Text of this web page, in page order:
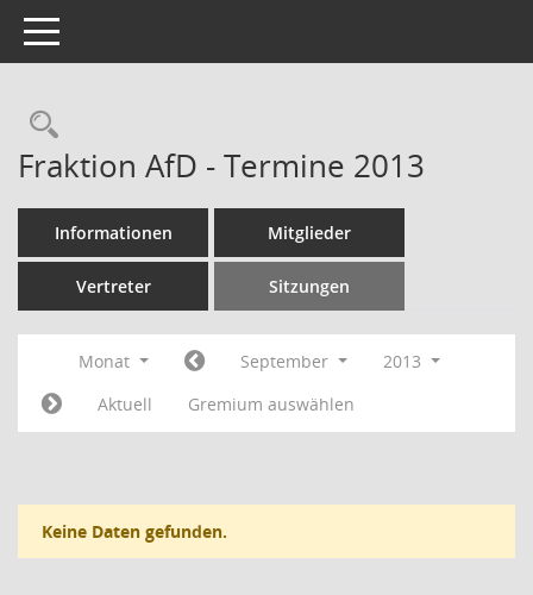
Toggle navigation
Rechercheauswahl
Fraktion AfD - Termine 2013
Informationen Mitglieder
Vertreter Sitzungen
Monat September
2013
Aktuell
Gremium auswählen
Keine Daten gefunden.